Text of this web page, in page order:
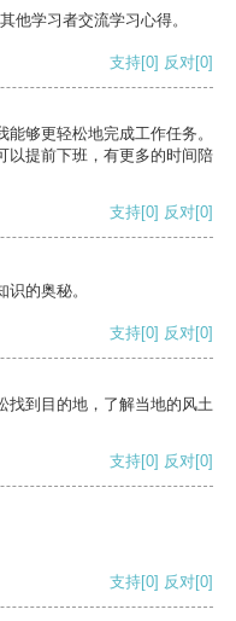
他学习者交流学习心得。
支持[0] 反对[0]
够更轻松地完成工作任务。
以提前下班，有更多的时间陪
支持[0] 反对[0]
的奥秘。
支持[0] 反对[0]
找到目的地，了解当地的风土
支持[0] 反对[0]
支持[0] 反对[0]